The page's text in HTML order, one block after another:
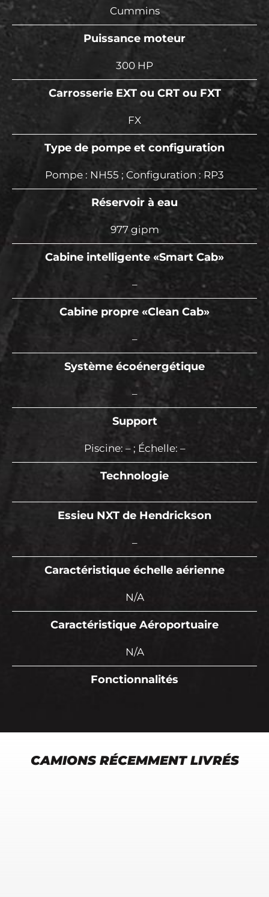
Cummins
Puissance moteur
300 HP
Carrosserie EXT ou CRT ou FXT
FX
Type de pompe et configuration
Pompe : NH55 ; Configuration : RP3
Réservoir à eau
977 gipm
Cabine intelligente «Smart Cab»
–
Cabine propre «Clean Cab»
–
Système écoénergétique
–
Support
Piscine: – ; Échelle: –
Technologie
Essieu NXT de Hendrickson
–
Caractéristique échelle aérienne
N/A
Caractéristique Aéroportuaire
N/A
Fonctionnalités
CAMIONS RÉCEMMENT LIVRÉS